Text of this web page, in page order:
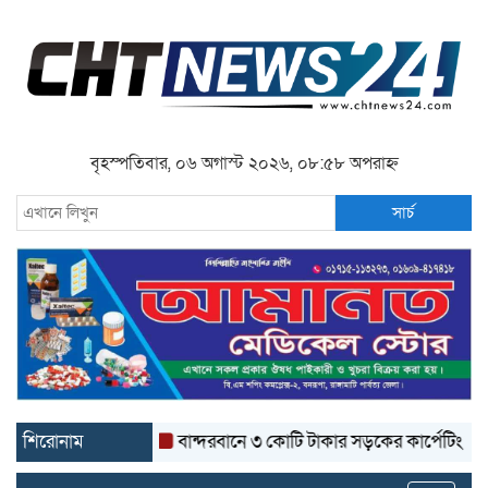
বৃহস্পতিবার, ০৬ অগাস্ট ২০২৬, ০৮:৫৮ অপরাহ্ন
সার্চ
শিরোনাম বান্দরবানে ৩ কোটি টাকার সড়কের কার্পেটিং উঠে যাচ্ছে